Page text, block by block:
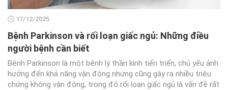
17/12/2025
Bệnh Parkinson và rối loạn giấc ngủ: Những điều
người bệnh cần biết
Bệnh Parkinson là một bệnh lý thần kinh tiến triển, chủ yếu ảnh
hưởng đến khả năng vận động nhưng cũng gây ra nhiều triệu
chứng không vận động, trong đó rối loạn giấc ngủ là vấn đề rất